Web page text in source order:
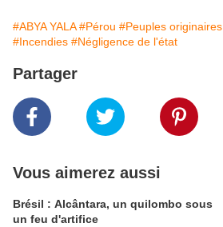
#ABYA YALA #Pérou #Peuples originaires
#Incendies #Négligence de l'état
Partager
Vous aimerez aussi
Brésil : Alcântara, un quilombo sous
un feu d'artifice